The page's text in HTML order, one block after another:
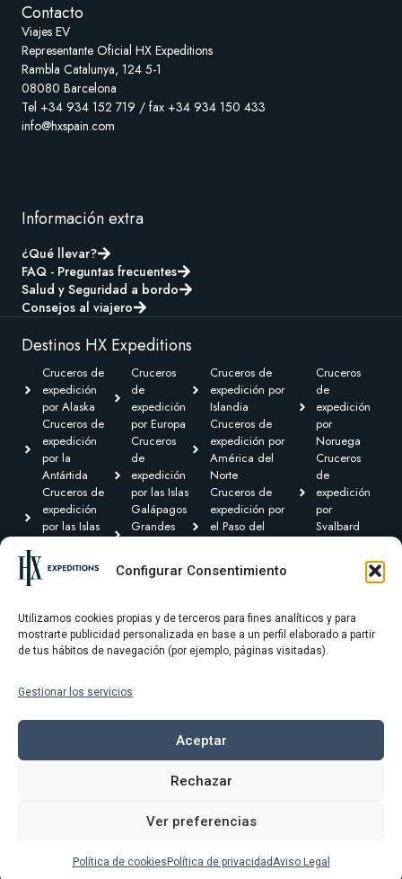
Configurar Consentimiento
Utilizamos cookies propias y de terceros para fines analíticos y para
mostrarte publicidad personalizada en base a un perfil elaborado a partir
de tus hábitos de navegación (por ejemplo, páginas visitadas).
Gestionar los servicios
Aceptar
Rechazar
Ver preferencias
Política de cookies Política de privacidadAviso Legal
Contacto
Viajes EV
Representante Oficial HX Expeditions
Rambla Catalunya, 124 5-1
08080 Barcelona
Tel +34 934 152 719 / fax +34 934 150 433
info@hxspain.com
Información extra
¿Qué llevar?
FAQ - Preguntas frecuentes
Salud y Seguridad a bordo
Consejos al viajero
Destinos HX Expeditions
Cruceros de
expedición
por Alaska
Cruceros de
expedición
por la
Antártida
Cruceros de
expedición
por las Islas
Cruceros de
expedición por
Centroamérica
Cruceros
de
expedición
por Europa
Cruceros
de
expedición
por las Islas
Galápagos
Grandes
expedición
Groenlandia
Cruceros de
expedición por
Islandia
Cruceros de
expedición por
América del
Norte
Cruceros de
expedición por
el Paso del
Cruceros de
Sudamérica
Cruceros
de
expedición
por
Noruega
Cruceros
de
expedición
por
Svalbard
Transoceánicas
Términos y condiciones
Política de cookies